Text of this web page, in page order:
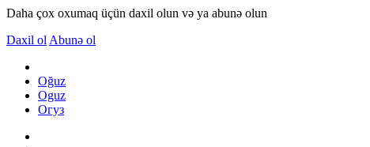
Daha çox oxumaq üçün daxil olun və ya abunə olun
Daxil ol Abunə ol
Oğuz
Oguz
Огуз